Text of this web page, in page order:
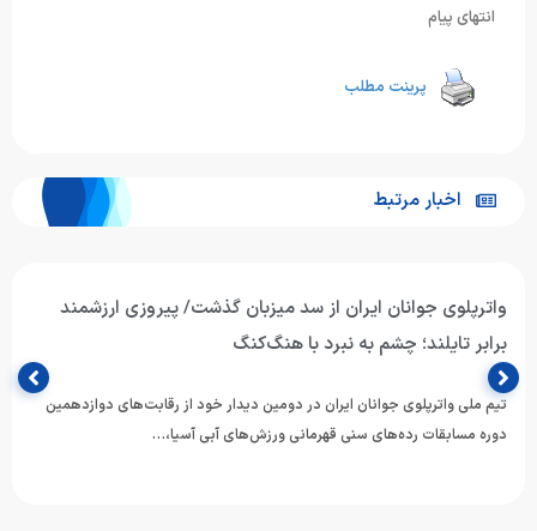
انتهای پیام
پرینت مطلب
اخبار مرتبط
واترپلوی جوانان ایران از سد میزبان گذشت/ پیروزی ارزشمند
برابر تایلند؛ چشم به نبرد با هنگ‌کنگ
تیم ملی واترپلوی جوانان ایران در دومین دیدار خود از رقابت‌های دوازدهمین
دوره مسابقات رده‌های سنی قهرمانی ورزش‌های آبی آسیا،…